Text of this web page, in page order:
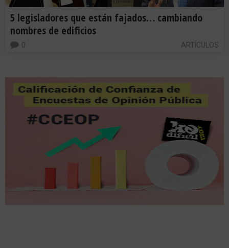
5 legisladores que están fajados… cambiando
nombres de edificios
ARTÍCULOS
0